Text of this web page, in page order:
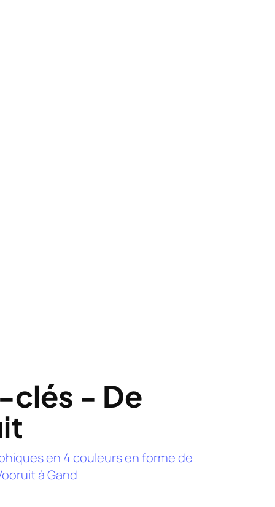
clés - De
en 4 couleurs en forme de
à Gand